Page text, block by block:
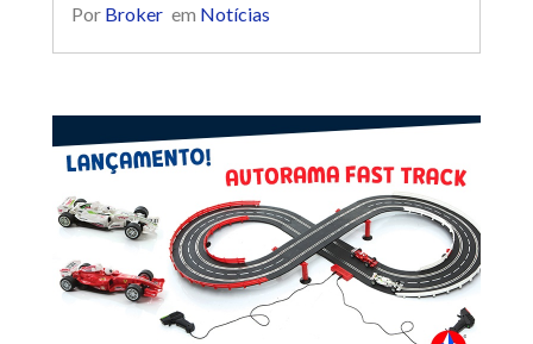
Por Broker em Notícias